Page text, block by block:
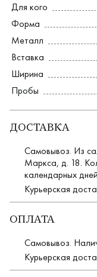
Для кого
Форма
Металл
Вставка
Ширина
Пробы
ДОСТАВКА
Самовывоз. Из
Маркса, д. 18.
календарных
Курьерская
ОПЛАТА
Самовывоз.
Курьерская